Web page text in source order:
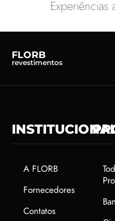
Experiências
FLORB
revestimentos
A FLORB
Fornecedores
Contatos